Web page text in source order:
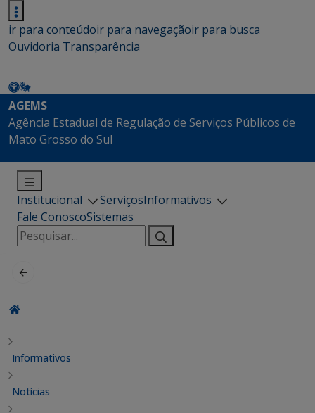
ir para conteúdoir para navegaçãoir para busca
Ouvidoria Transparência
AGEMS
Agência Estadual de Regulação de Serviços Públicos de
Mato Grosso do Sul
Institucional ServiçosInformativos
Fale ConoscoSistemas
Pesquisar
por:
Informativos
Notícias